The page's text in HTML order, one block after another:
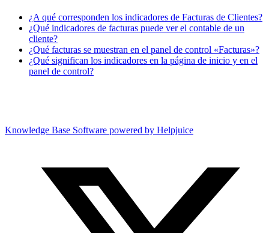
¿A qué corresponden los indicadores de Facturas de Clientes?
¿Qué indicadores de facturas puede ver el contable de un
cliente?
¿Qué facturas se muestran en el panel de control «Facturas»?
¿Qué significan los indicadores en la página de inicio y en el
panel de control?
Knowledge Base Software powered by Helpjuice